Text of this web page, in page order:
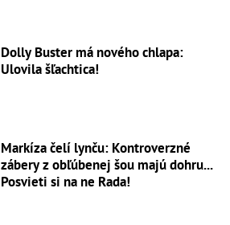
Dolly Buster má nového chlapa:
Ulovila šľachtica!
Markíza čelí lynču: Kontroverzné
zábery z obľúbenej šou majú dohru...
Posvieti si na ne Rada!